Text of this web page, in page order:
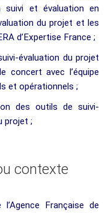
et évaluation en
du projet et les
d’Expertise France ;
évaluation du projet
avec l’équipe
et opérationnels ;
des outils de suivi-
projet ;
contexte
Française de